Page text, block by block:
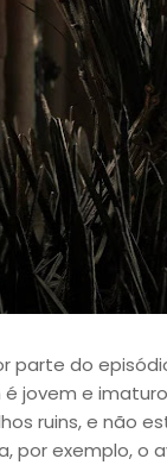
parte do
é jovem e
ruins, e não
por exemplo, o